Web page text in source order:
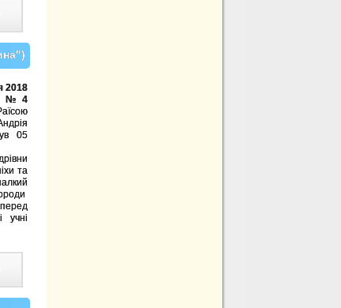
2018
№4
05
та
учні